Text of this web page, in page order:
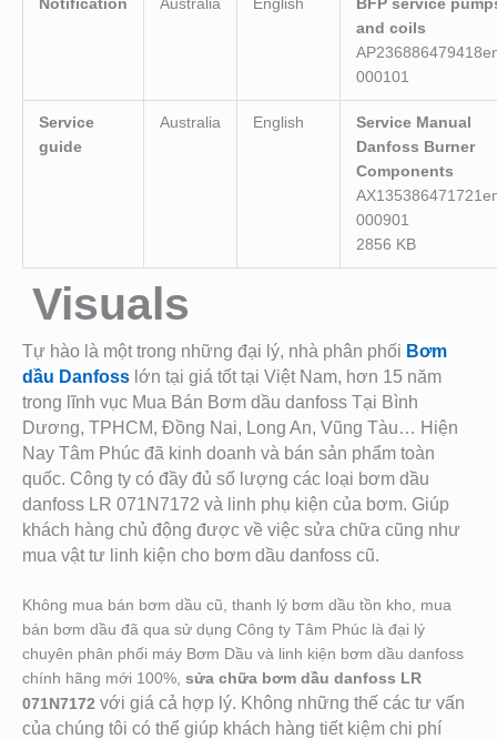
Notification Australia English
BFP service
and coils
000101
Service
guide
Australia English
Service Manual
Danfoss Burner
Components
000901
2856 KB
Visuals
Tự hào là một trong những đại lý, nhà phân phối Bơm
dầu Danfoss lớn tại giá tốt tại Việt Nam, hơn 15 năm
trong lĩnh vục Mua Bán Bơm dầu danfoss Tại Bình
Dương, TPHCM, Đồng Nai, Long An, Vũng Tàu… Hiện
Nay Tâm Phúc đã kinh doanh và bán sản phẩm toàn
quốc. Công ty có đầy đủ số lượng các loại bơm dầu
danfoss LR 071N7172 và linh phụ kiện của bơm. Giúp
khách hàng chủ động được về việc sửa chữa cũng như
mua vật tư linh kiện cho bơm dầu danfoss cũ.
Không mua bán bơm dầu cũ, thanh lý bơm dầu tồn kho, mua
bán bơm dầu đã qua sử dụng Công ty Tâm Phúc là đại lý
chuyên phân phối máy Bơm Dầu và linh kiện bơm dầu danfoss
chính hãng mới 100%, sửa chữa bơm dầu danfoss LR
071N7172 với giá cả hợp lý. Không những thế các tư vấn
của chúng tôi có thể giúp khách hàng tiết kiệm chi phí